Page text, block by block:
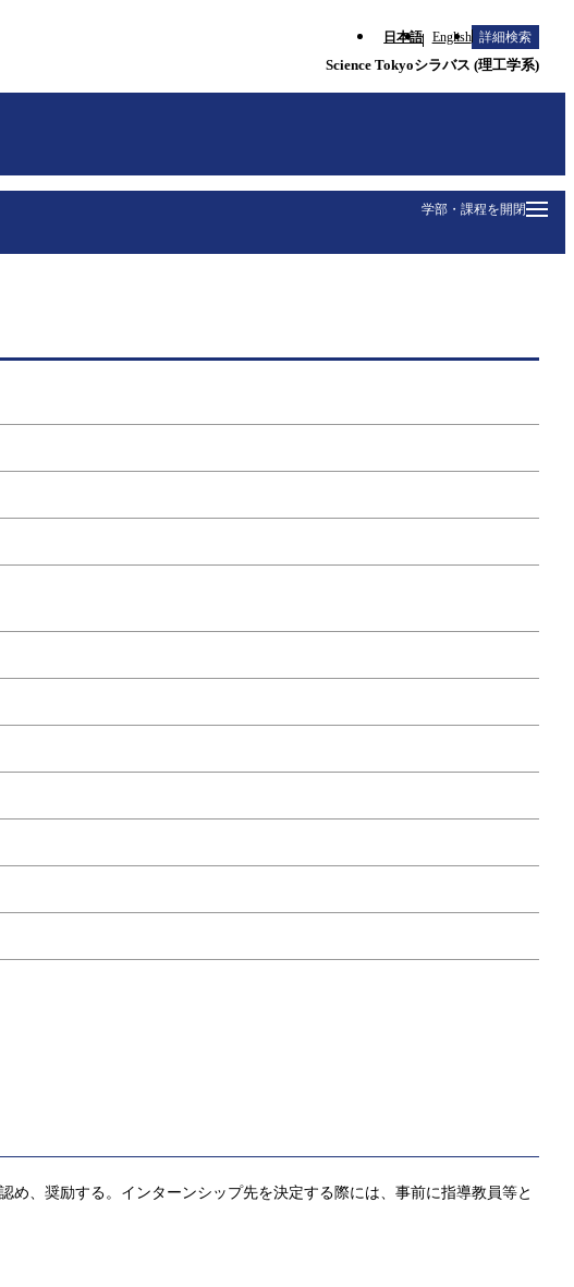
日本語 English 詳細検索
Science Tokyoシラバス (理工学系)
学部・課程を開閉
、奨励する。インターンシップ先を決定する際には、事前に指導教員等と